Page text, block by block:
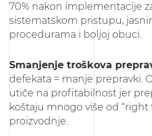
70% nakon implementacije
sistematskom pristupu,
procedurama i boljoj obuci.
Smanjenje troškova
defekata = manje prepravki.
utiče na profitabilnost jer
koštaju mnogo više od “right
proizvodnje.